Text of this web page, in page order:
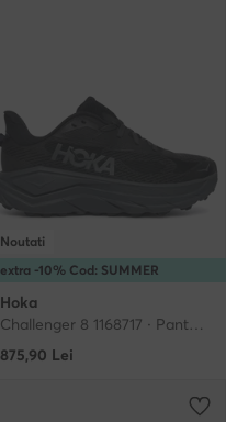
extra -10% Cod: SUMMER
Noutati
Hoka
Challenger 8 1168717 · Pantofi pentru alergare
875,90 Lei